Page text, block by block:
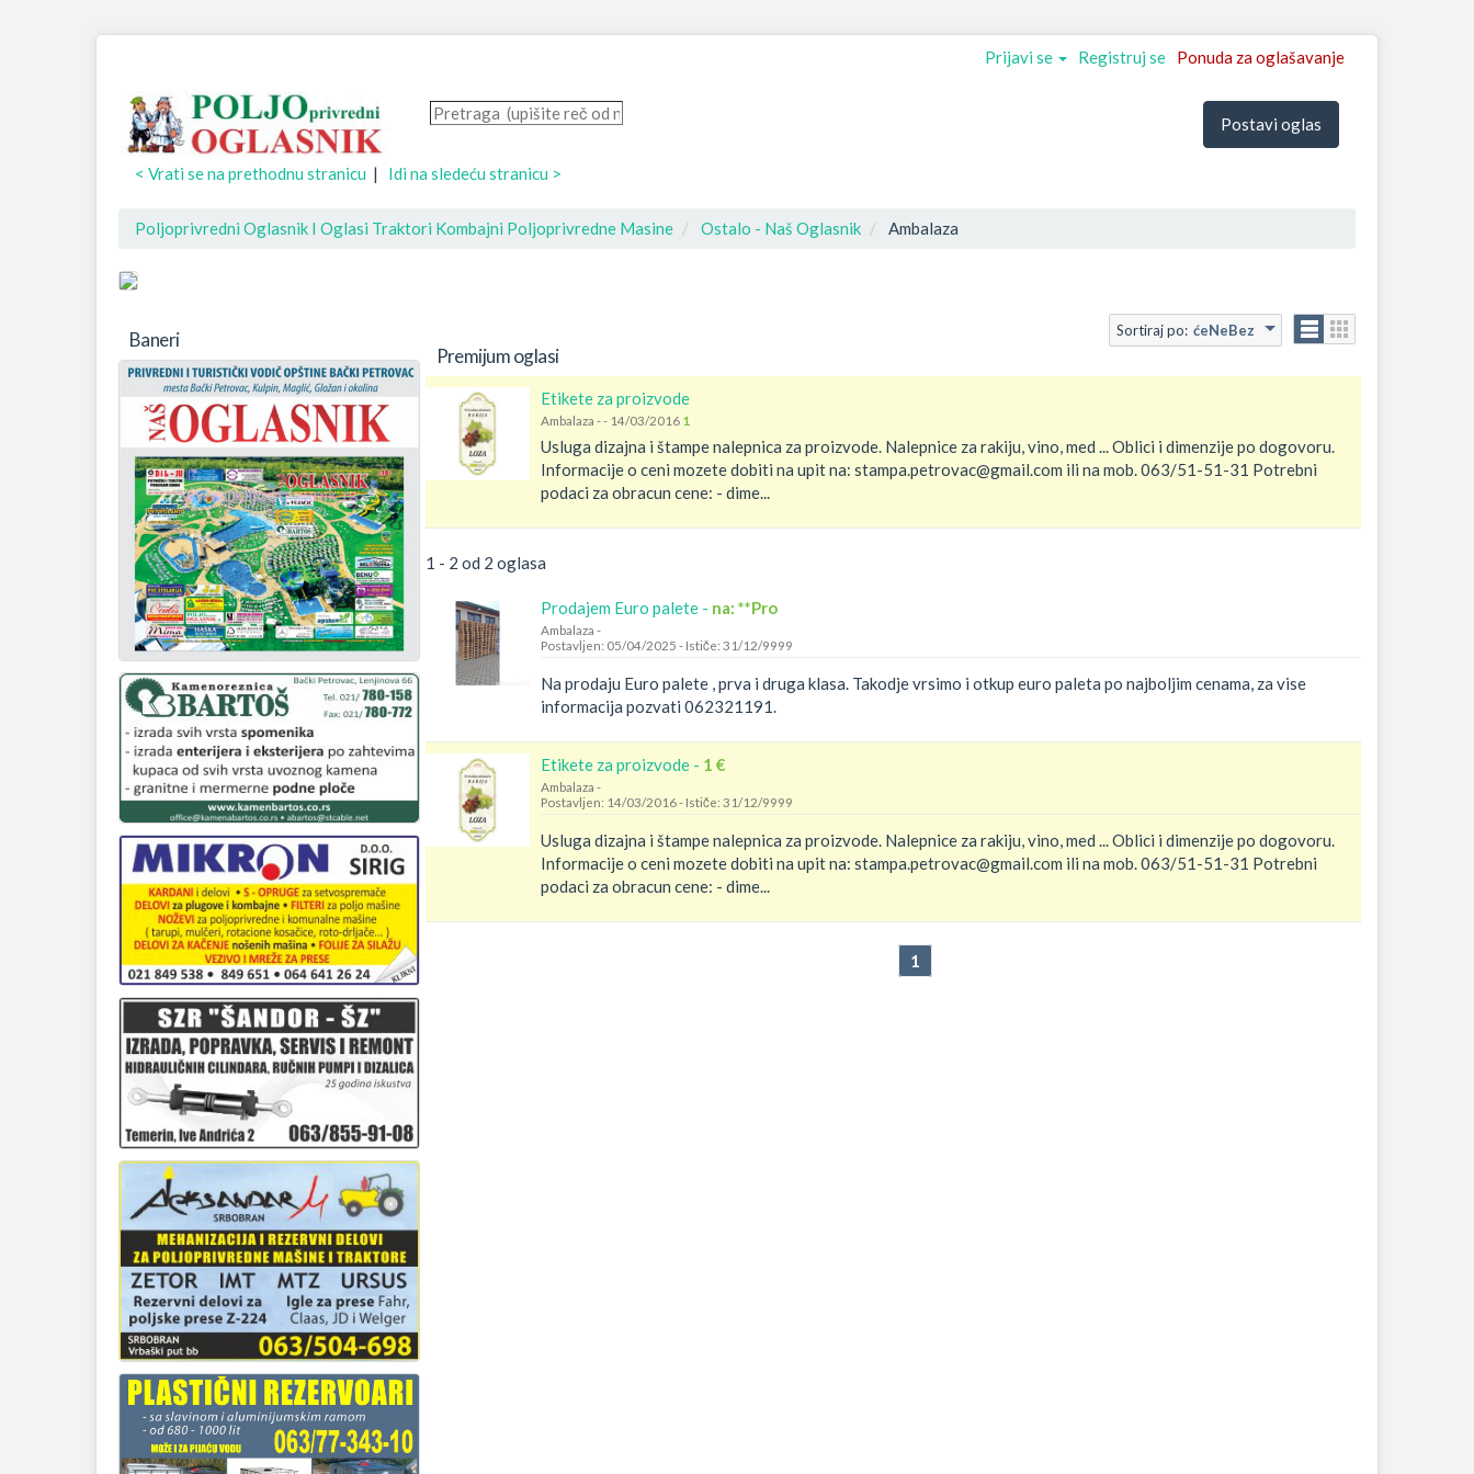
Ponuda za oglašavanje
Registruj se
Prijavi se
Postavi oglas
< Vrati se na prethodnu stranicu | Idi na sledeću stranicu >
Poljoprivredni Oglasnik I Oglasi Traktori Kombajni Poljoprivredne Masine Ostalo - Naš Oglasnik Ambalaza
Baneri Sortiraj po: ćeNeBez
Premijum oglasi
Etikete za proizvode
Ambalaza --14/03/2016 1
Usluga dizajna i štampe nalepnica za proizvode. Nalepnice za rakiju, vino, med ... Oblici i dimenzije po dogovoru.
Informacije o ceni mozete dobiti na upit na: stampa.petrovac@gmail.com ili na mob. 063/51-51-31 Potrebni
podaci za obracun cene: - dime...
1 - 2 od 2 oglasa
Prodajem Euro palete - na: **Pro
Ambalaza -
Postavljen: 05/04/2025 - Ističe: 31/12/9999
Na prodaju Euro palete , prva i druga klasa. Takodje vrsimo i otkup euro paleta po najboljim cenama, za vise
informacija pozvati 062321191.
Etikete za proizvode - 1 €
Ambalaza -
Postavljen: 14/03/2016- Ističe: 31/12/9999
Usluga dizajna i štampe nalepnica za proizvode. Nalepnice za rakiju, vino, med ... Oblici i dimenzije po dogovoru.
Informacije o ceni mozete dobiti na upit na: stampa.petrovac@gmail.com ili na mob. 063/51-51-31 Potrebni
podaci za obracun cene: - dime...
1